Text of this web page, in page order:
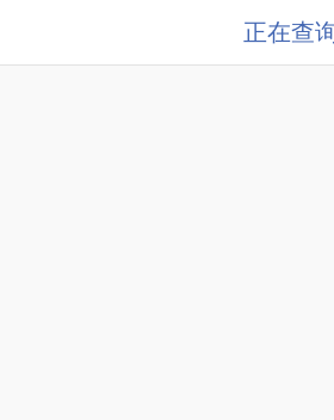
正在查